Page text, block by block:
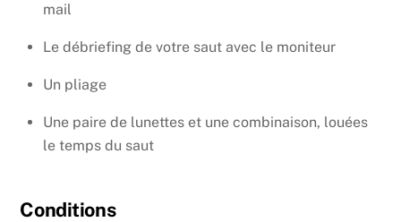
mail
Le débriefing de votre saut avec le moniteur
Un pliage
Une paire de lunettes et une combinaison, louées
le temps du saut
Conditions